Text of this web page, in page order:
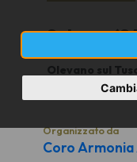
Salerno
Olevano sul
Organizzato da
Coro Armonia